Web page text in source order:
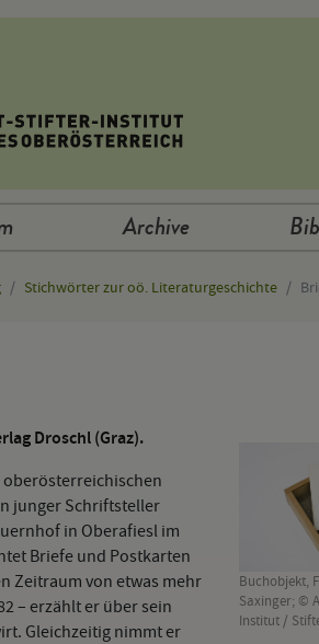
Archive
Stichwörter zur oö. Literaturgeschichte
Buchobjekt,
Saxinger; ©
Institut /
Droschl (Graz).
junger Schriftsteller
in Oberafiesl im
Briefe und Postkarten
Zeitraum von etwas mehr
– erzählt er über sein
Gleichzeitig nimmt er